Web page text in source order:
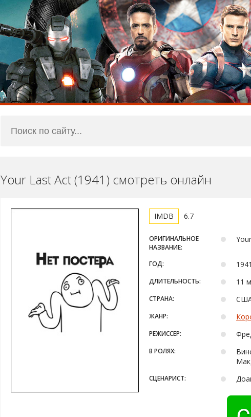
Your Last Act (1941) смотреть онлайн
6.7
ОРИГИНАЛЬНОЕ
НАЗВАНИЕ:
ГОД: 1941
ДЛИТЕЛЬНОСТЬ: 11
СТРАНА:
ЖАНР:
РЕЖИССЕР:
В РОЛЯХ:
СЦЕНАРИСТ: